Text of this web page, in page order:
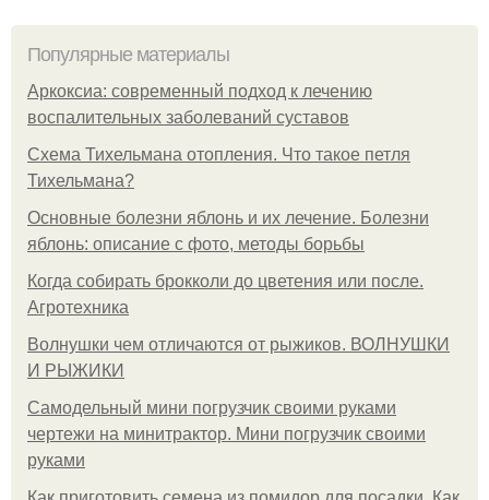
Популярные материалы
Аркоксиа: современный подход к лечению
воспалительных заболеваний суставов
Схема Тихельмана отопления. Что такое петля
Тихельмана?
Основные болезни яблонь и их лечение. Болезни
яблонь: описание с фото, методы борьбы
Когда собирать брокколи до цветения или после.
Агротехника
Волнушки чем отличаются от рыжиков. ВОЛНУШКИ
И РЫЖИКИ
Самодельный мини погрузчик своими руками
чертежи на минитрактор. Мини погрузчик своими
руками